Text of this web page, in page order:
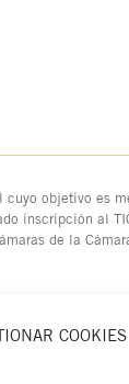
COOKIES
cuyo objetivo es
inscripción al
de la